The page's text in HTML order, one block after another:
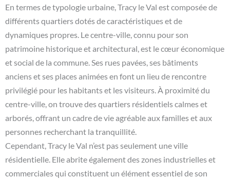
En termes de typologie urbaine, Tracy le Val est composée de
différents quartiers dotés de caractéristiques et de
dynamiques propres. Le centre-ville, connu pour son
patrimoine historique et architectural, est le cœur économique
et social de la commune. Ses rues pavées, ses bâtiments
anciens et ses places animées en font un lieu de rencontre
privilégié pour les habitants et les visiteurs. À proximité du
centre-ville, on trouve des quartiers résidentiels calmes et
arborés, offrant un cadre de vie agréable aux familles et aux
personnes recherchant la tranquillité.
Cependant, Tracy le Val n’est pas seulement une ville
résidentielle. Elle abrite également des zones industrielles et
commerciales qui constituent un élément essentiel de son